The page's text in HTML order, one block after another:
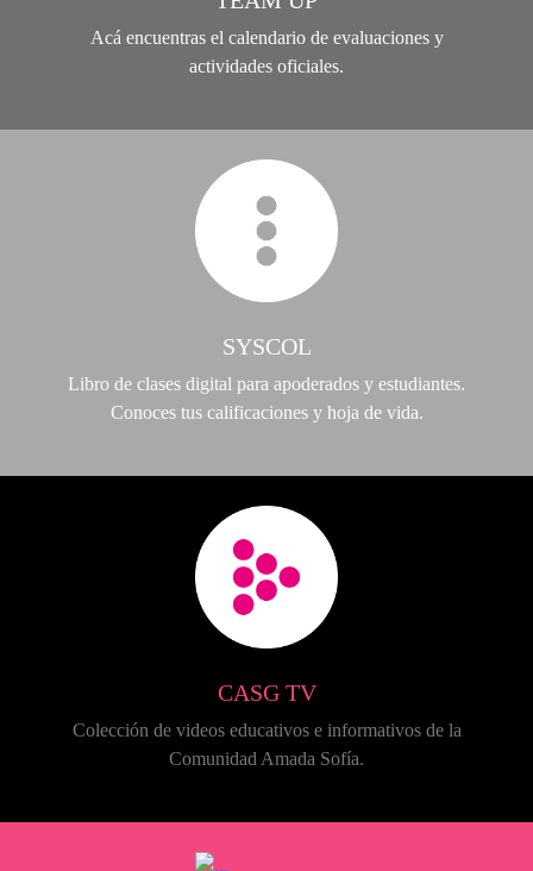
Acá encuentras el calendario de evaluaciones y
actividades oficiales.
SYSCOL
Libro de clases digital para apoderados y estudiantes.
Conoces tus calificaciones y hoja de vida.
CASG TV
Colección de videos educativos e informativos de la
Comunidad Amada Sofía.